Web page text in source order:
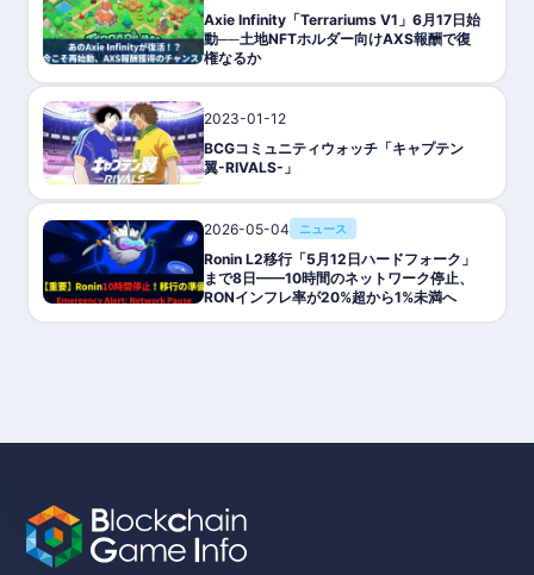
Axie Infinity「Terrariums V1」6月17日始
動──土地NFTホルダー向けAXS報酬で復
権なるか
2023-01-12
BCGコミュニティウォッチ「キャプテン
翼-RIVALS-」
2026-05-04 ニュース
Ronin L2移行「5月12日ハードフォーク」
まで8日——10時間のネットワーク停止、
RONインフレ率が20%超から1%未満へ